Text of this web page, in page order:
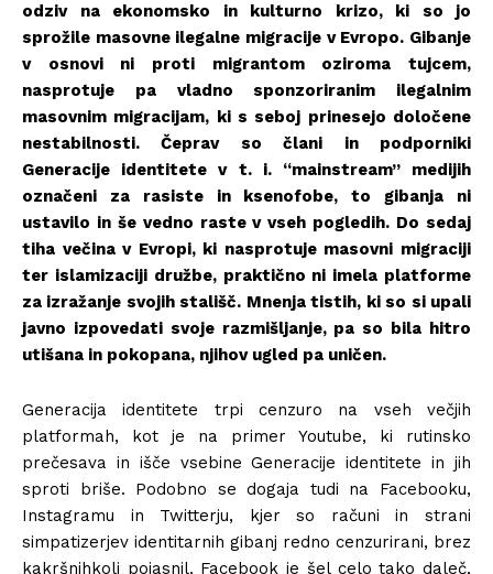
odziv na ekonomsko in kulturno krizo, ki so jo
sprožile masovne ilegalne migracije v Evropo. Gibanje
v osnovi ni proti migrantom oziroma tujcem,
nasprotuje pa vladno sponzoriranim ilegalnim
masovnim migracijam, ki s seboj prinesejo določene
nestabilnosti. Čeprav so člani in podporniki
Generacije identitete v t. i. “mainstream” medijih
označeni za rasiste in ksenofobe, to gibanja ni
ustavilo in še vedno raste v vseh pogledih. Do sedaj
tiha večina v Evropi, ki nasprotuje masovni migraciji
ter islamizaciji družbe, praktično ni imela platforme
za izražanje svojih stališč. Mnenja tistih, ki so si upali
javno izpovedati svoje razmišljanje, pa so bila hitro
utišana in pokopana, njihov ugled pa uničen.
Generacija identitete trpi cenzuro na vseh večjih
platformah, kot je na primer Youtube, ki rutinsko
prečesava in išče vsebine Generacije identitete in jih
sproti briše. Podobno se dogaja tudi na Facebooku,
Instagramu in Twitterju, kjer so računi in strani
simpatizerjev identitarnih gibanj redno cenzurirani, brez
kakršnihkoli pojasnil. Facebook je šel celo tako daleč,